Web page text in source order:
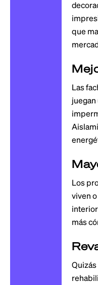
que
Las
juegan
Los
viven
más